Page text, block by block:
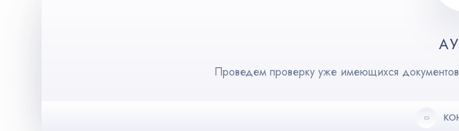
Проведем проверку уже имеющихся